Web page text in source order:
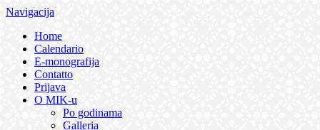
Navigacija
Home
Calendario
E-monografija
Contatto
Prijava
O MIK-u
Po godinama
Galleria